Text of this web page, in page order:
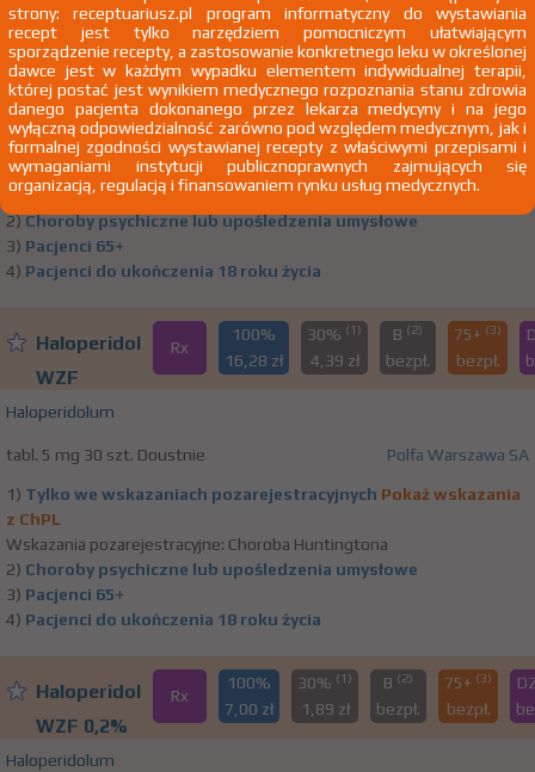
WZF
6,64 zł
3,24 zł 2,07 bezpł.
Haloperidolum
tabl. 1 mg 40 szt. Doustnie Polfa Warszawa SA
1)Tylko we wskazaniach pozarejestracyjnych Pokaż wskazania
z ChPL
Wskazania pozarejestracyjne: Choroba Huntingtona
2)Choroby psychiczne lub upośledzenia umysłowe
3) Pacjenci 65+
4) Pacjenci do ukończenia 18 roku życia
Haloperidol
WZF
Rx
100%
16,28 zł
30% (1)
4,39 zł
B (2)
bezpł.
75+ (3)
bezpł.
Haloperidolum
tabl. 5 mg 30 szt. Doustnie Polfa Warszawa SA
1) Tylko we wskazaniach pozarejestracyjnych Pokaż wskazania
z ChPL
Wskazania pozarejestracyjne: Choroba Huntingtona
2) Choroby psychiczne lub upośledzenia umysłowe
3) Pacjenci 65+
4) Pacjenci do ukończenia 18 roku życia
Haloperidol
WZF 0,2%
Rx
100%
7,00 zł
30% (1)
1,89 zł
B (2)
bezpł.
75+ (3)
bezpł.
Haloperidolum
strony: receptuariusz.pl program informatyczny do wystawiania
recept jest tylko narzędziem pomocniczym ułatwiającym
sporządzenie recepty, a zastosowanie konkretnego leku w określonej
dawce jest w każdym wypadku elementem indywidualnej terapii,
której postać jest wynikiem medycznego rozpoznania stanu zdrowia
danego pacjenta dokonanego przez lekarza medycyny i na jego
wyłączną odpowiedzialność zarówno pod względem medycznym, jak i
formalnej zgodności wystawianej recepty z właściwymi przepisami i
wymaganiami instytucji publicznoprawnych zajmujących się
organizacją, regulacją i finansowaniem rynku usług medycznych.